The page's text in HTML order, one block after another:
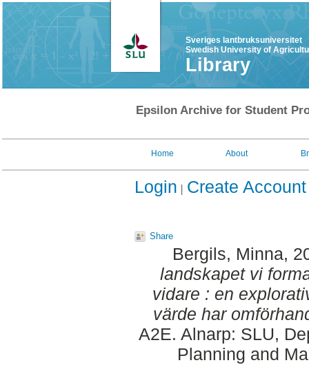
Sveriges lantbruksuniversitet
Swedish University of
Library
Epsilon Archive for Student
Home About
Login Create Account
Share
Bergils, Minna,
landskapet vi
vidare : en
värde har
A2E. Alnarp: SLU,
Planning and